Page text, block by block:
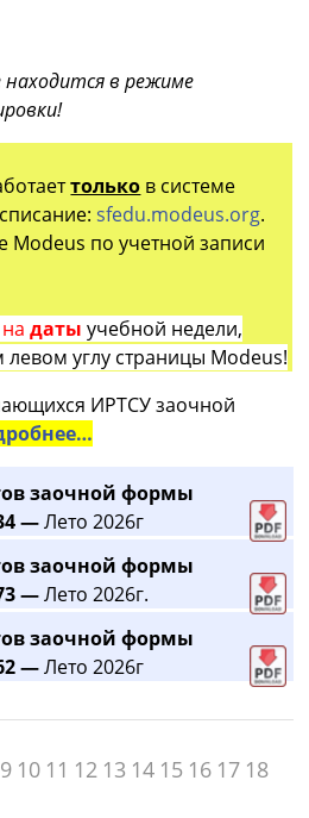
находится в режиме
только в системе
sfedu.modeus.org.
Modeus по учетной записи
на датыучебной недели,
углу страницы Modeus!
ИРТСУ заочной
заочной формы
—Лето 2026г
заочной формы
—Лето 2026г.
заочной формы
—Лето 2026г
9 10 11 12 13 14 15 16 17 18